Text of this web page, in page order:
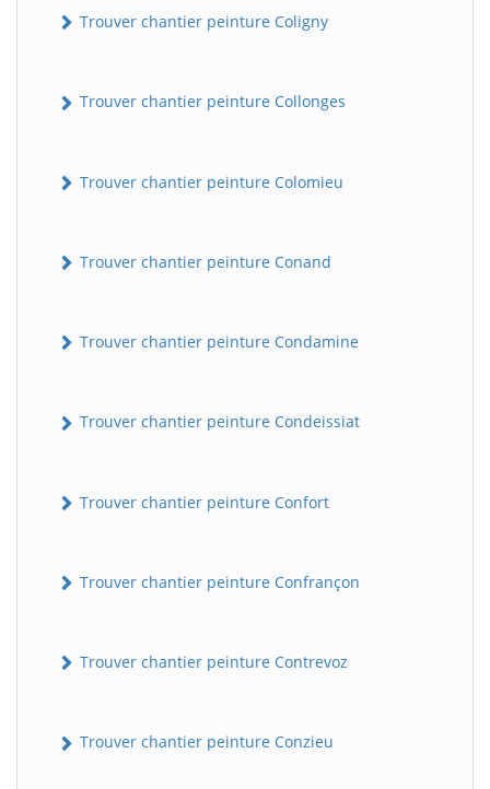
Trouver chantier peinture Coligny
Trouver chantier peinture Collonges
Trouver chantier peinture Colomieu
Trouver chantier peinture Conand
Trouver chantier peinture Condamine
Trouver chantier peinture Condeissiat
Trouver chantier peinture Confort
Trouver chantier peinture Confrançon
Trouver chantier peinture Contrevoz
Trouver chantier peinture Conzieu
B Assistant en ligne